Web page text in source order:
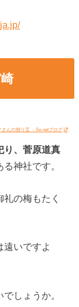
んの独り言 ：So-netブログ
り、菅原道真
神社です。
の梅もたく
遠いですよ
しょうか。